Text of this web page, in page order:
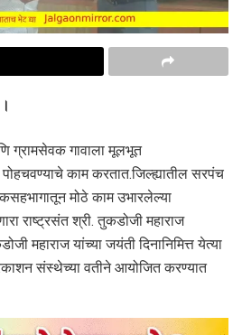
ग्रामसेवक गावाला मूलभूत
काम करतात.जिल्ह्यातील सरपंच
मोठे काम उभारलेल्या
राष्ट्रसंत श्री. तुकडोजी महाराज
महाराज यांच्या जयंती दिनानिमित्त येत्या
संस्थेच्या वतीने आयोजित करण्यात